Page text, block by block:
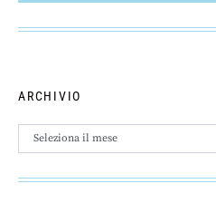
ARCHIVIO
Archivio